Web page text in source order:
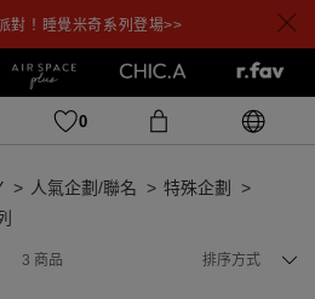
對！睡覺米奇系列登場>>
0
人氣企劃/聯名
特殊企劃
3 商品 排序方式